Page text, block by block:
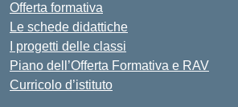
Offerta formativa
Le schede didattiche
I progetti delle classi
Piano dell’Offerta Formativa e RAV
Curricolo d’istituto